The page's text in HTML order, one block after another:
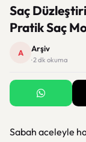
Saç
Pratik Saç
A Arşiv
· 2 dk okuma
Sabah aceleyle